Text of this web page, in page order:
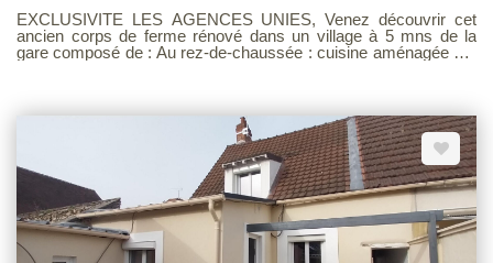
EXCLUSIVITE LES AGENCES UNIES, Venez découvrir cet
ancien corps de ferme rénové dans un village à 5 mns de la
gare composé de : Au rez-de-chaussée : cuisine aménagée sur